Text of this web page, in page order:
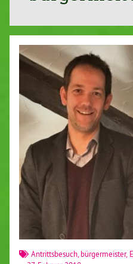
Antrittsbesuch, bürgermeister,